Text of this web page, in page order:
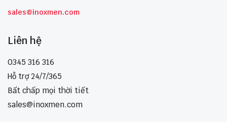
sales@inoxmen.com
Liên hệ
0345 316 316
Hỗ trợ 24/7/365
Bất chấp mọi thời tiết
sales@inoxmen.com